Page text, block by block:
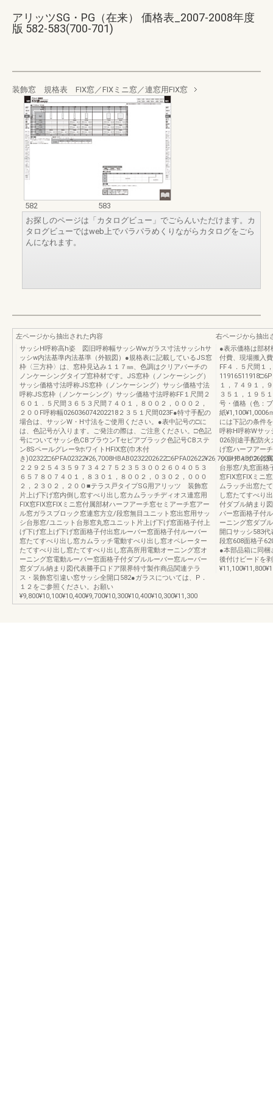
アリッツSG・PG（在来） 価格表_2007-2008年度
版 582-583(700-701)
装飾窓 規格表 FIX窓／FIXミニ窓／連窓用FIX窓
582
583
お探しのページは「カタログビュー」でごらんいただけます。カ
タログビューではweb上でパラパラめくりながらカタログをごら
んになれます。
左ページから抽出された内容
サッシH呼称高h姿 図旧呼称幅サッシWwガラス寸法サッシhサ
ッシw内法基準内法基準（外観図）●規格表に記載しているJS窓
枠〈三方枠〉は、窓枠見込み１１７㎜、色調はクリアバーチの
ノンケーシングタイプ窓枠材です。JS窓枠（ノンケーシング）
サッシ価格寸法呼称JS窓枠（ノンケーシング）サッシ価格寸法
呼称JS窓枠（ノンケーシング）サッシ価格寸法呼称FF１尺間２
６０１．５尺間３６５３尺間７４０１，８００２，０００２，
２００F呼称幅026036074202218２３５１尺間023F●特寸手配の
場合は、サッシW・H寸法をご使用ください。●表中記号の□に
は、色記号が入ります。ご発注の際は、ご注意ください。□色記
号についてサッシ色CBブラウンTセピアブラック色記号CBステ
ン8Sペールグレー9ホワイトHFIX窓(巾木付
き
２２９２５４３５９７３４２７５２３５３００２６０４０５３
６５７８０７４０１，８３０１，８００２，０３０２，０００
２，２３０２，２００■テラス戸タイプSG用アリッツ 装飾窓
片上げ下げ窓内倒し窓すべり出し窓カムラッチディオス連窓用
FIX窓FIX窓FIXミニ窓付属部材ハーフアーチ窓セミアーチ窓アー
ル窓ガラスブロック窓連窓方立/段窓無目ユニット窓出窓用サッ
シ台形窓/ユニット台形窓丸窓ユニット片上げ下げ窓面格子付上
げ下げ窓上げ下げ窓面格子付出窓ルーバー窓面格子付ルーバー
窓たてすべり出し窓カムラッチ電動すべり出し窓オペレーター
たてすべり出し窓たてすべり出し窓高所用電動オーニング窓オ
ーニング窓電動ルーバー窓面格子付ダブルルーバー窓ルーバー
窓ダブル納まり図代表勝手口ドア限界特寸製作商品関連テラ
ス・装飾窓引違い窓サッシ全開口582●ガラスについては、P．
１２をご参照ください。お願い
¥9,800¥10,100¥10,400¥9,700¥10,300¥10,400¥10,300¥11,300
右ページから抽出
●表示価格は部材
付費、現場搬入
FF４．５尺間１
１，７４９１，
３５１，１９５
号・価格（色：
紙¥1,100¥1,0006
には下記の条件
呼称H呼称Wサッ
026別途手配防
げ窓ハーフアー
ッシディオス付
台形窓/丸窓面格
窓FIX窓FIXミニ
ムラッチ出窓た
し窓たてすべり
付ダブル納まり
バー窓面格子付
ーニング窓ダブ
開口サッシ583
段窓608面格子
●本部品箱に同梱
後付けビードを